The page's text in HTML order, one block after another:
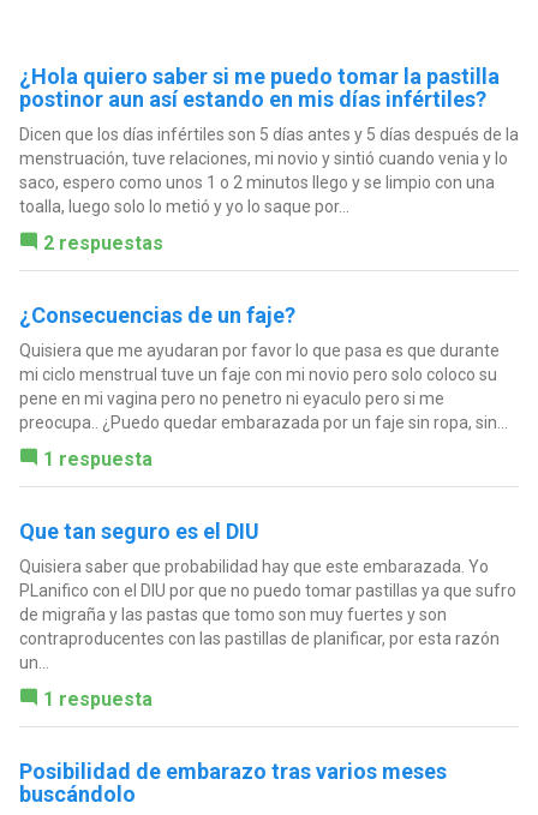
¿Hola quiero saber si me puedo tomar la pastilla
postinor aun así estando en mis días infértiles?
Dicen que los días infértiles son 5 días antes y 5 días después de la
menstruación, tuve relaciones, mi novio y sintió cuando venia y lo
saco, espero como unos 1 o 2 minutos llego y se limpio con una
toalla, luego solo lo metió y yo lo saque por...
2 respuestas
¿Consecuencias de un faje?
Quisiera que me ayudaran por favor lo que pasa es que durante
mi ciclo menstrual tuve un faje con mi novio pero solo coloco su
pene en mi vagina pero no penetro ni eyaculo pero si me
preocupa.. ¿Puedo quedar embarazada por un faje sin ropa, sin...
1 respuesta
Que tan seguro es el DIU
Quisiera saber que probabilidad hay que este embarazada. Yo
PLanifico con el DIU por que no puedo tomar pastillas ya que sufro
de migraña y las pastas que tomo son muy fuertes y son
contraproducentes con las pastillas de planificar, por esta razón
un...
1 respuesta
Posibilidad de embarazo tras varios meses
buscándolo